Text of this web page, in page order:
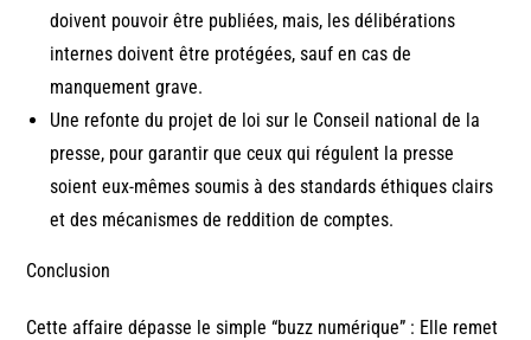
doivent pouvoir être publiées, mais, les délibérations
internes doivent être protégées, sauf en cas de
manquement grave.
Une refonte du projet de loi sur le Conseil national de la
presse, pour garantir que ceux qui régulent la presse
soient eux-mêmes soumis à des standards éthiques clairs
et des mécanismes de reddition de comptes.
Conclusion
Cette affaire dépasse le simple “buzz numérique” : Elle remet